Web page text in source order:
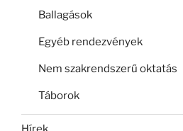
Ballagások
Egyéb rendezvények
Nem szakrendszerű oktatás
Táborok